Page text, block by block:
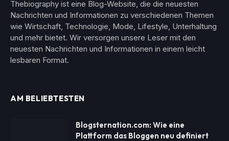
Thebiography ist eine Blog-Website, die die neuesten
Nachrichten und Informationen zu verschiedenen Themen
wie Wirtschaft, Technologie, Mode, Lifestyle, Unterhaltung
und mehr bietet. Wir versorgen unsere Leser mit den
neuesten Nachrichten und Informationen in einem leicht
lesbaren Format.
AM BELIEBTESTEN
Blogsternation.com: Wie eine
Plattform das Bloggen neu definiert